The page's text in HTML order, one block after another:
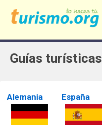
Guías turísticas
Alemania España